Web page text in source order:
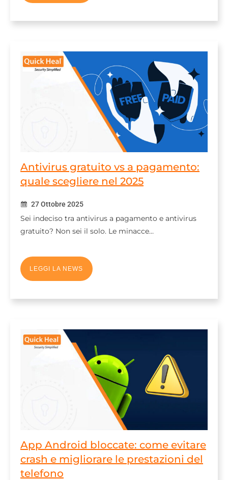
Antivirus gratuito vs a pagamento:
quale scegliere nel 2025
27 Ottobre 2025
Sei indeciso tra antivirus a pagamento e antivirus
gratuito? Non sei il solo. Le minacce…
LEGGI LA NEWS
App Android bloccate: come evitare
crash e migliorare le prestazioni del
telefono